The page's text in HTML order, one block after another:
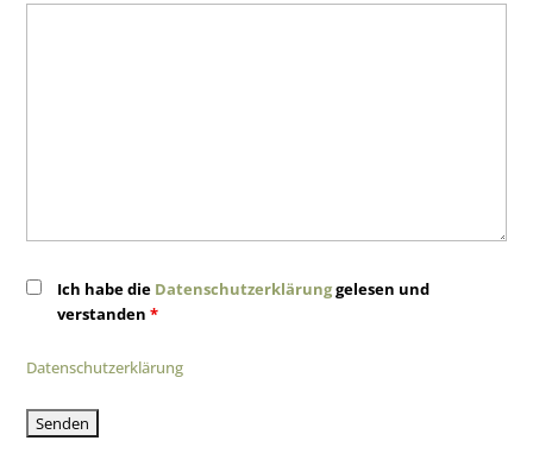
Ich habe die Datenschutzerklärunggelesen und
verstanden*
Datenschutzerklärung